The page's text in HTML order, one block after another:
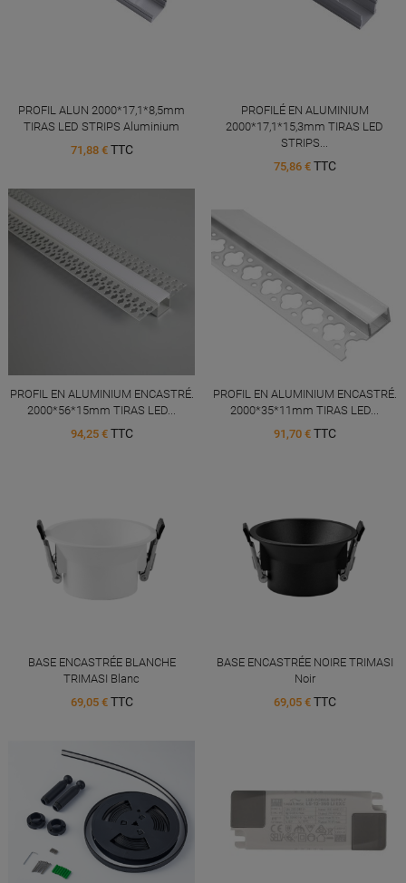
PROFIL ALUN 2000*17,1*8,5mm
TIRAS LED STRIPS Aluminium
71,88 € TTC
PROFILÉ EN ALUMINIUM
2000*17,1*15,3mm TIRAS LED
STRIPS...
75,86 € TTC
PROFIL EN ALUMINIUM ENCASTRÉ.
2000*56*15mm TIRAS LED...
94,25 € TTC
PROFIL EN ALUMINIUM ENCASTRÉ.
2000*35*11mm TIRAS LED...
91,70 € TTC
BASE ENCASTRÉE BLANCHE
TRIMASI Blanc
69,05 € TTC
BASE ENCASTRÉE NOIRE TRIMASI
Noir
69,05 € TTC